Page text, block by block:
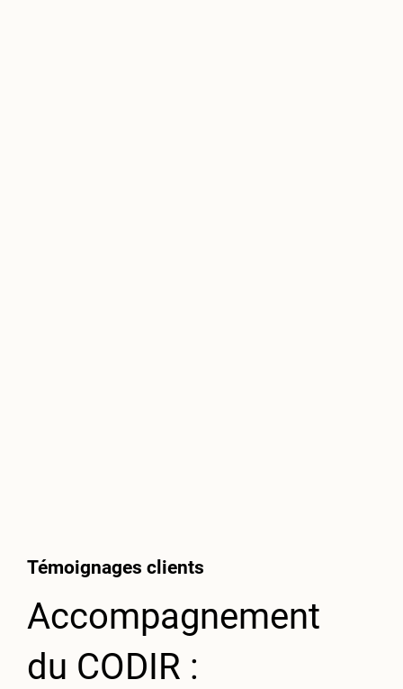
Témoignages clients
Accompagnement
du CODIR :